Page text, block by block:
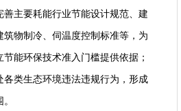
主要耗能行业节能设计规范、建
物制冷、伺温度控制标准等，为
能环保技术准入门槛提供依据；
各类生态环境违法违规行为，形成